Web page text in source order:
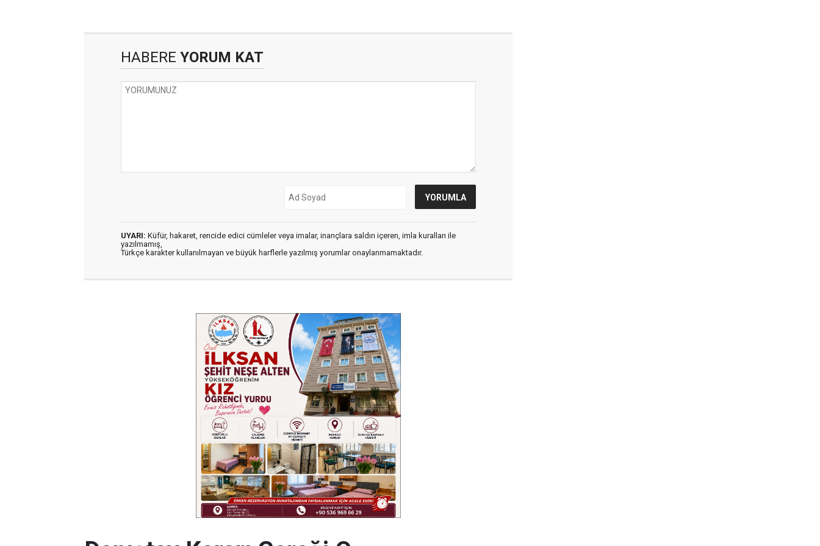
HABERE YORUM KAT
UYARI: Küfür, hakaret, rencide edici cümleler veya imalar, inançlara saldırı içeren, imla kuralları ile
yazılmamış,
Türkçe karakter kullanılmayan ve büyük harflerle yazılmış yorumlar onaylanmamaktadır.